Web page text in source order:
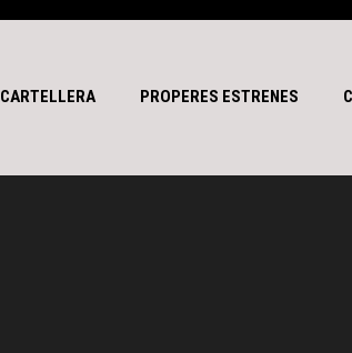
CARTELLERA PROPERES ESTRENES